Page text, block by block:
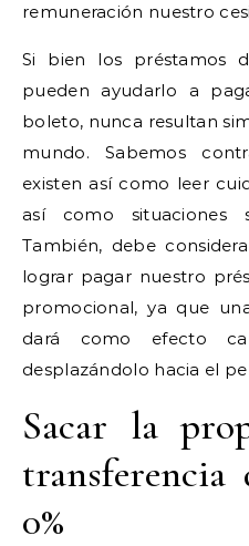
remuneración nuestro
Si bien los préstamos
pueden ayudarlo a
boleto, nunca resultan
mundo. Sabemos
existen así­ como leer
así­ como situaciones
También, debe
lograr pagar nuestro
promocional, ya que
dará como efecto
desplazándolo hacia el
Sacar la
transferencia
0%